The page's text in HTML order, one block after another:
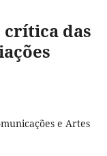
das
e Artes